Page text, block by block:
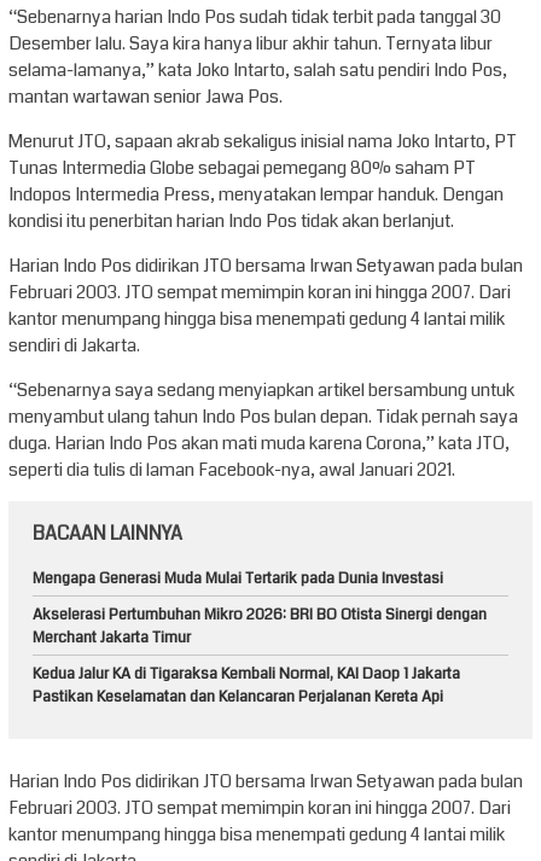
“Sebenarnya harian Indo Pos sudah tidak terbit pada tanggal 30
Desember lalu. Saya kira hanya libur akhir tahun. Ternyata libur
selama-lamanya,” kata Joko Intarto, salah satu pendiri Indo Pos,
mantan wartawan senior Jawa Pos.
Menurut JTO, sapaan akrab sekaligus inisial nama Joko Intarto, PT
Tunas Intermedia Globe sebagai pemegang 80% saham PT
Indopos Intermedia Press, menyatakan lempar handuk. Dengan
kondisi itu penerbitan harian Indo Pos tidak akan berlanjut.
Harian Indo Pos didirikan JTO bersama Irwan Setyawan pada bulan
Februari 2003. JTO sempat memimpin koran ini hingga 2007. Dari
kantor menumpang hingga bisa menempati gedung 4 lantai milik
sendiri di Jakarta.
“Sebenarnya saya sedang menyiapkan artikel bersambung untuk
menyambut ulang tahun Indo Pos bulan depan. Tidak pernah saya
duga. Harian Indo Pos akan mati muda karena Corona,” kata JTO,
seperti dia tulis di laman Facebook-nya, awal Januari 2021.
BACAAN LAINNYA
Mengapa Generasi Muda Mulai Tertarik pada Dunia Investasi
Akselerasi Pertumbuhan Mikro 2026: BRI BO Otista Sinergi dengan
Merchant Jakarta Timur
Kedua Jalur KA di Tigaraksa Kembali Normal, KAI Daop 1 Jakarta
Pastikan Keselamatan dan Kelancaran Perjalanan Kereta Api
Harian Indo Pos didirikan JTO bersama Irwan Setyawan pada bulan
Februari 2003. JTO sempat memimpin koran ini hingga 2007. Dari
kantor menumpang hingga bisa menempati gedung 4 lantai milik